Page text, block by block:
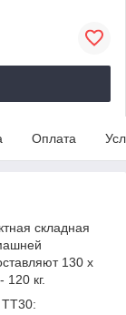
Оплата
складная
130 х
кг.